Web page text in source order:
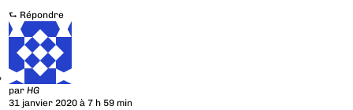
⮑ Répondre
parHG
31 janvier 2020 à 7 h 59 min